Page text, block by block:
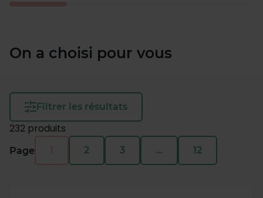
On a choisi pour vous
Filtrer les résultats
232 produits
Page 2 3 … 12